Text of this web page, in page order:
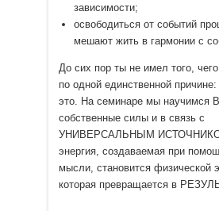
зависимости;
освободиться от событий
мешают жить в гармонии с
До сих пор ты не имел того,
по одной единственной
это. На семинаре мы научимся
собственные силы и в связь с
УНИВЕРСАЛЬНЫМ
энергия, создаваемая при
мысли, становится физической
которая превращается в